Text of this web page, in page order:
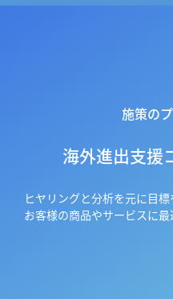
施策の
海外進出支援
ヒヤリングと分析を元に目標
お客様の商品やサービスに最